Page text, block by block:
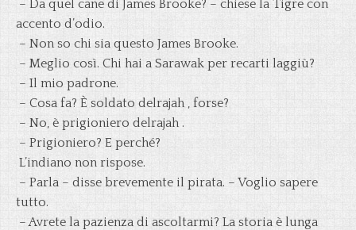
– Da quel cane di James Brooke? – chiese la Tigre con
accento d’odio.
– Non so chi sia questo James Brooke.
– Meglio così. Chi hai a Sarawak per recarti laggiù?
– Il mio padrone.
– Cosa fa? È soldato delrajah , forse?
– No, è prigioniero delrajah .
– Prigioniero? E perché?
L’indiano non rispose.
– Parla – disse brevemente il pirata. – Voglio sapere
tutto.
– Avrete la pazienza di ascoltarmi? La storia è lunga